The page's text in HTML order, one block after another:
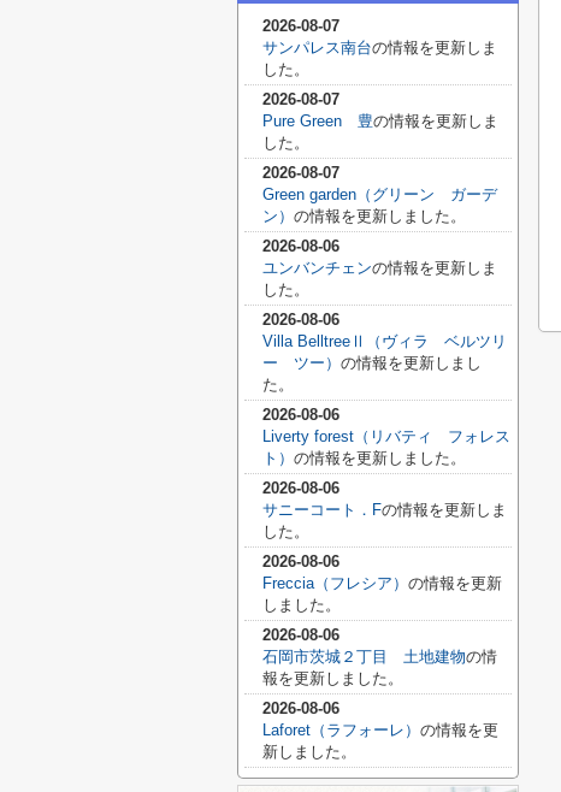
2026-08-07
サンパレス南台の情報を更新しま
した。
2026-08-07
Pure Green 豊の情報を更新しま
した。
2026-08-07
Green garden（グリーン ガーデ
ン） の情報を更新しました。
2026-08-06
ユンバンチェンの情報を更新しま
した。
2026-08-06
Villa BelltreeⅡ（ヴィラ ベルツリ
ー ツー） の情報を更新しまし
た。
2026-08-06
Liverty forest（リバティ フォレス
ト） の情報を更新しました。
2026-08-06
サニーコート．Fの情報を更新しま
した。
2026-08-06
Freccia（フレシア） の情報を更新
しました。
2026-08-06
石岡市茨城２丁目 土地建物の情
報を更新しました。
2026-08-06
Laforet（ラフォーレ） の情報を更
新しました。